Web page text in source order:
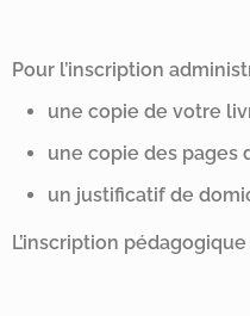
Pour l’inscription
une copie de votre
une copie des pages
un justificatif de
L’inscription